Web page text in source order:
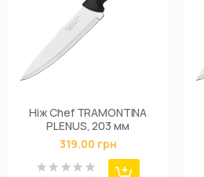
Ніж Chef TRAMONTINA
PLENUS, 203 мм
319.00 грн